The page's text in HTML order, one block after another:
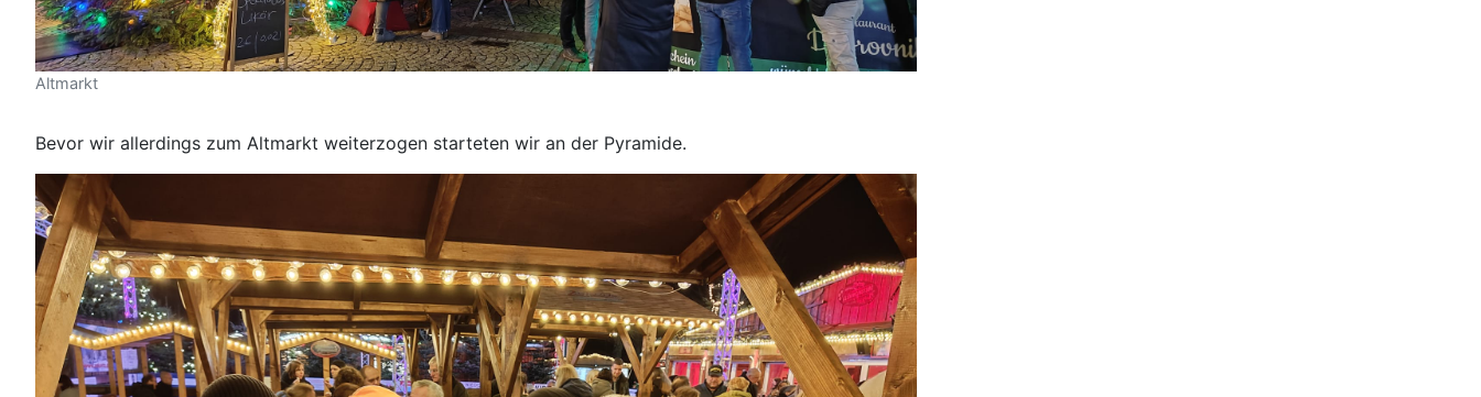
Altmarkt
Bevor wir allerdings zum Altmarkt weiterzogen starteten wir an der Pyramide.